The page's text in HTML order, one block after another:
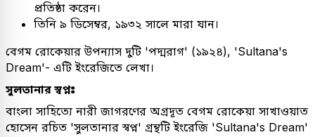
প্রতিষ্ঠা করেন।
তিনি ৯ ডিসেম্বর, ১৯৩২ সালে মারা যান।
বেগম রোকেয়ার উপন্যাস দুটি 'পদ্মরাগ' (১৯২৪), 'Sultana's
Dream'- এটি ইংরেজিতে লেখা।
সুলতানার স্বপ্নঃ
বাংলা সাহিত্যে নারী জাগরণের অগ্রদূত বেগম রোকেয়া সাখাওয়াত
হোসেন রচিত 'সুলতানার স্বপ্ন' গ্রন্থটি ইংরেজি 'Sultana's Dream'